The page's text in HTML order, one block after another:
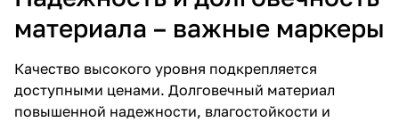
материала – важные маркеры
Качество высокого уровня подкрепляется
доступными ценами. Долговечный материал
повышенной надежности, влагостойкости и